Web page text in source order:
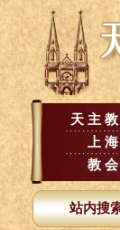
天主
上海
教会
站内搜